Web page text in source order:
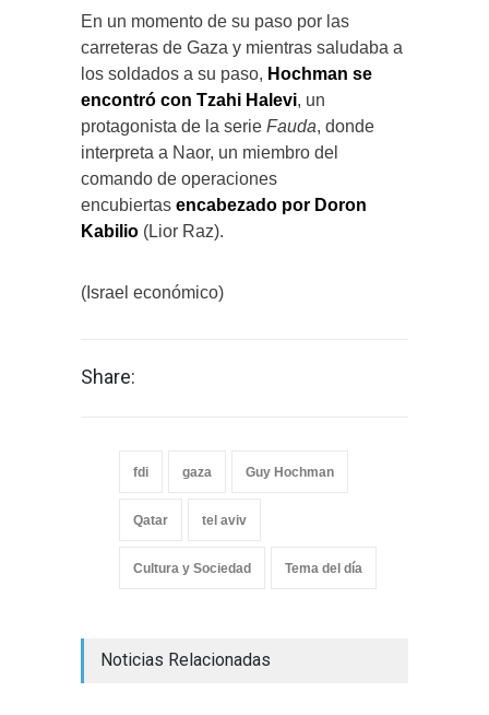
En un momento de su paso por las
carreteras de Gaza y mientras saludaba a
los soldados a su paso, Hochman se
encontró con Tzahi Halevi, un
protagonista de la serie Fauda, donde
interpreta a Naor, un miembro del
comando de operaciones
encubiertas encabezado por Doron
Kabilio (Lior Raz).
(Israel económico)
Share:
fdi gaza Guy Hochman
Qatar tel aviv
Cultura y Sociedad Tema del día
Noticias Relacionadas